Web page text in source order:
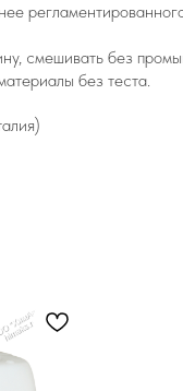
смешивать без
без теста.